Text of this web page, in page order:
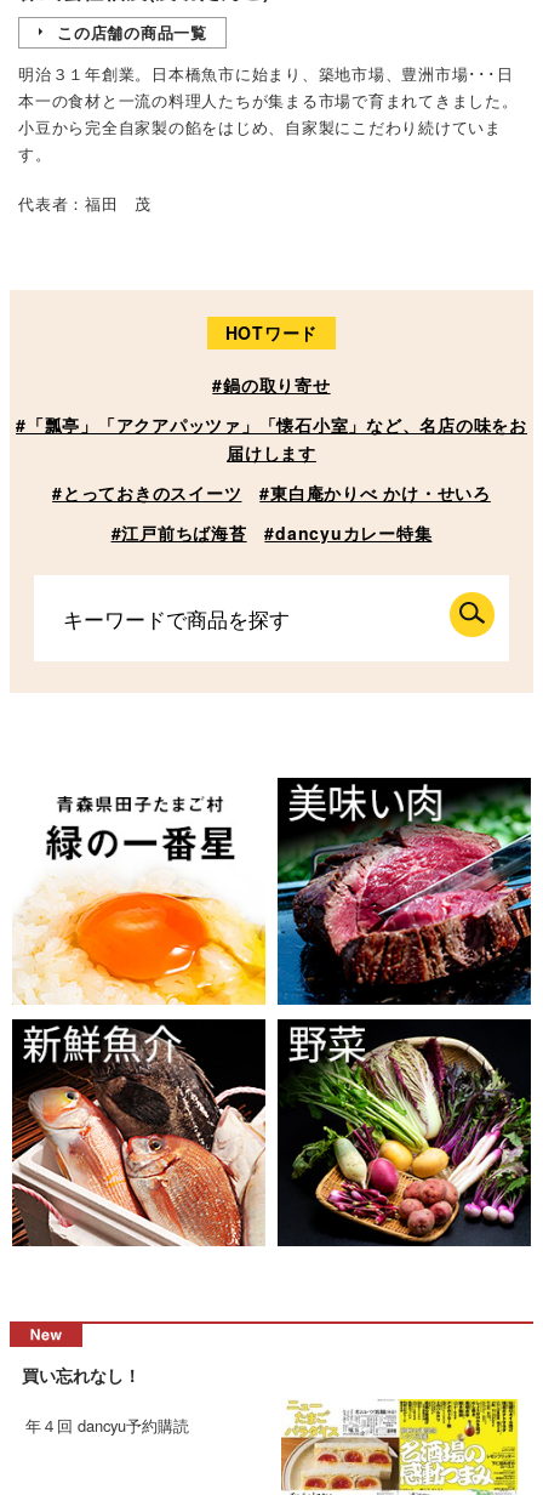
この店舗の商品一覧
明治３１年創業。日本橋魚市に始まり、築地市場、豊洲市場･･･日
本一の食材と一流の料理人たちが集まる市場で育まれてきました。
小豆から完全自家製の餡をはじめ、自家製にこだわり続けていま
す。
代表者：福田 茂
HOTワード
#鍋の取り寄せ
#「瓢亭」「アクアパッツァ」「懐石小室」など、名店の味をお
届けします
#とっておきのスイーツ
#東白庵かりべ かけ・せいろ
#江戸前ちば海苔
#dancyuカレー特集
買い忘れなし！
年４回 dancyu予約購読